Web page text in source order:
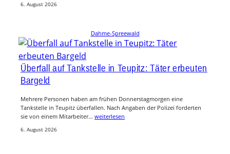
6. August 2026
Dahme-Spreewald
Überfall auf Tankstelle in Teupitz: Täter erbeuten
Bargeld
Mehrere Personen haben am frühen Donnerstagmorgen eine
Tankstelle in Teupitz überfallen. Nach Angaben der Polizei forderten
sie von einem Mitarbeiter… weiterlesen
6. August 2026